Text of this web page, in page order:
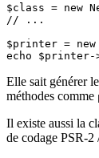
$class = new
// ...
$printer =
Elle sait générer
méthodes comme
Il existe aussi la
de codage PSR-